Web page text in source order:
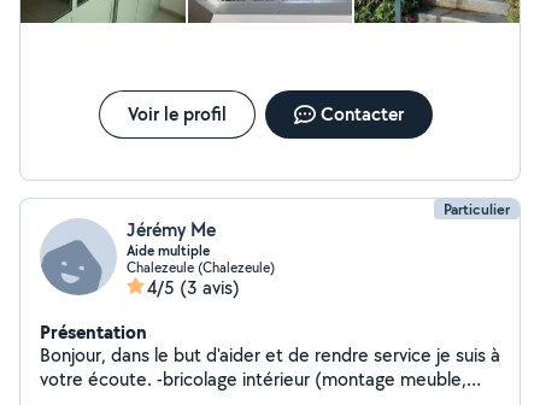
Voir le profil Contacter
Particulier
Jérémy Me
Aide multiple
Chalezeule (Chalezeule)
4/5 (3 avis)
Présentation
Bonjour, dans le but d'aider et de rendre service je suis à
votre écoute. -bricolage intérieur (montage meuble,